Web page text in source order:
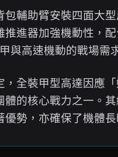
包輔助臂安裝四面大
推進器加強機動性，
與高速機動的戰場需
，全裝甲型高達因應
體的核心戰力之一。
優勢，亦確保了機體